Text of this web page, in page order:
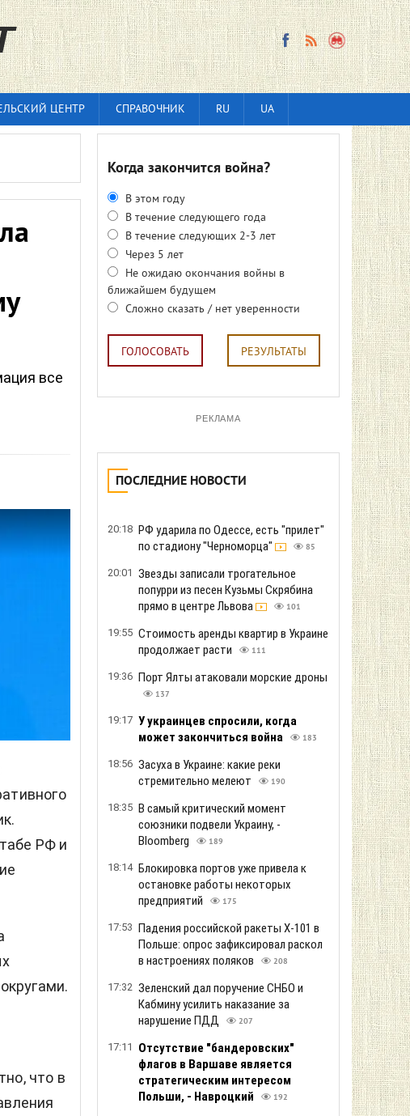
ЦЕНТР СПРАВОЧНИК RU UA
все
РФ и
что в
Когда закончится война?
В этом году
В течение следующего года
В течение следующих 2-3 лет
Через 5 лет
Не ожидаю окончания войны в
ближайшем будущем
Сложно сказать / нет уверенности
ГОЛОСОВАТЬ РЕЗУЛЬТАТЫ
РЕКЛАМА
ПОСЛЕДНИЕ НОВОСТИ
20:18 РФ ударила по Одессе, есть "прилет"
по стадиону "Черноморца"
85
20:01 Звезды записали трогательное
попурри из песен Кузьмы Скрябина
прямо в центре Львова
101
19:55 Стоимость аренды квартир в Украине
продолжает расти
111
19:36 Порт Ялты атаковали морские дроны
137
19:17 У украинцев спросили, когда
может закончиться война
183
18:56 Засуха в Украине: какие реки
стремительно мелеют
190
18:35 В самый критический момент
союзники подвели Украину, -
Bloomberg
189
18:14 Блокировка портов уже привела к
остановке работы некоторых
предприятий
175
17:53 Падения российской ракеты Х-101 в
Польше: опрос зафиксировал раскол
в настроениях поляков
208
17:32 Зеленский дал поручение СНБО и
Кабмину усилить наказание за
нарушение ПДД
207
17:11
Отсутствие "бандеровских"
флагов в Варшаве является
стратегическим интересом
Польши, - Навроцкий
192